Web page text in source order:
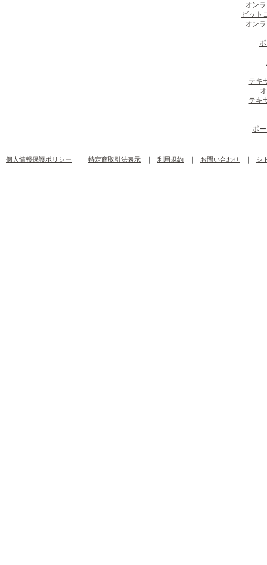
オン
ビット
オン
テキ
テキ
ポ
個人情報保護ポリシー ｜ 特定商取引法表示 ｜ 利用規約 ｜ お問い合わせ ｜ シ